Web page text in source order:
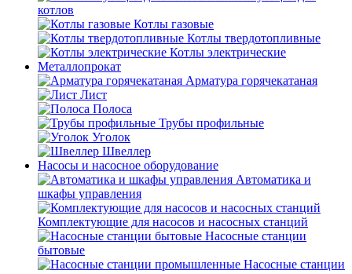
котлов
Котлы газовые
Котлы твердотопливные
Котлы электрические
Металлопрокат
Арматура горячекатаная
Лист
Полоса
Трубы профильные
Уголок
Швеллер
Насосы и насосное оборудование
Автоматика и
шкафы управления
Комплектующие для насосов и насосных станций
Насосные станции
бытовые
Насосные станции